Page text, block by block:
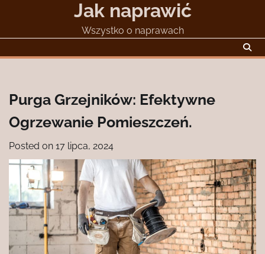
Jak naprawić
Wszystko o naprawach
Purga Grzejników: Efektywne
Ogrzewanie Pomieszczeń.
Posted on 17 lipca, 2024